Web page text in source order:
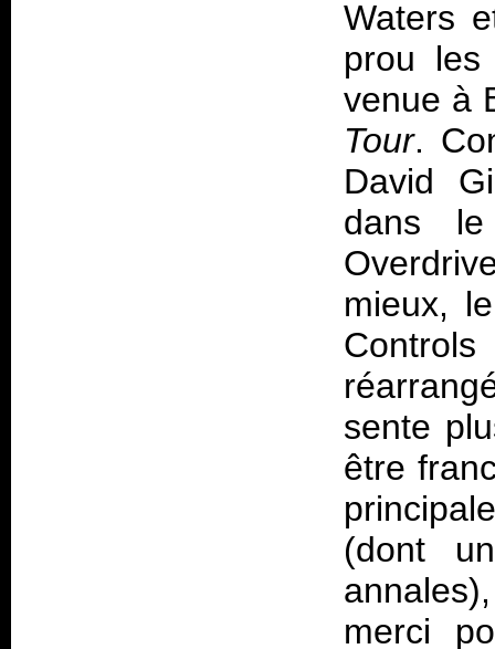
Waters
prou
venue à
Tour.
David
dans le
mieux,
sente
être
(dont
merci